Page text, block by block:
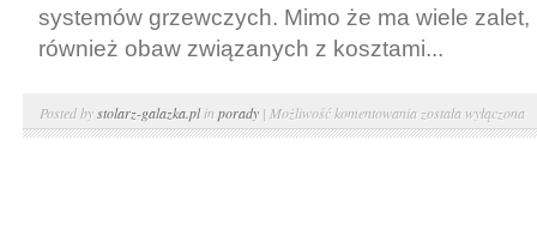
systemów grzewczych. Mimo że ma wiele zalet,
również obaw związanych z kosztami...
Posted bystolarz-galazka.plin porady | Możliwość komentowania Ogrzewanie
elektryczne
została wyłączona